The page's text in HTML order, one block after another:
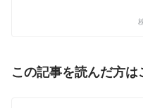
この記事を読んだ方